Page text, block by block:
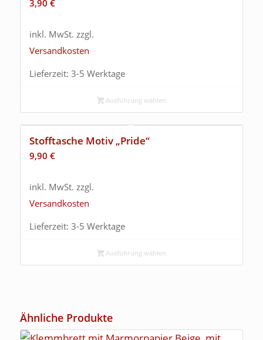
3,90 €
inkl. MwSt. zzgl.
Versandkosten
Lieferzeit: 3-5 Werktage
Ausführung wählen
Stofftasche Motiv „Pride“
9,90 €
inkl. MwSt. zzgl.
Versandkosten
Lieferzeit: 3-5 Werktage
Ausführung wählen
Ähnliche Produkte